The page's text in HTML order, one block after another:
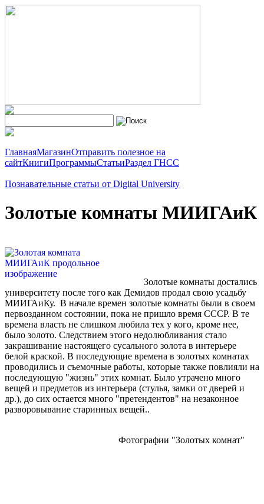
ГлавнаяМагазинОтправить полезное на
сайтКнигиПрограммыСтатьиРаздел ГНСС
Познавательные статьи от Digital University
Золотые комнаты МИИГАиК
Золотые комнаты достались
университету после того как Демидов продал свою усадьбу
МИИГАиКу. В начале времен золотые комнаты были в своем
первозданном состоянии, пока не пришло время СССР. В те
времена власть не слишком любила тех у кого, кроме нее,
было золото. Следствием этого недолюбливания стало
закрашивание настоящего сусального золота в интерьере
белой краской. В последующие времена в золотых комнатах
проводились и съемочные работы, которые также повлияли на
последующую "жизнь" этих комнат. Было утрачено много
вещей и предметов из интерьера (стулья, замки от дверей и
др.), до сих остается много "претендентов" на незаконное
разворовывание старинных вещей..
Фотографии "Золотых комнат"